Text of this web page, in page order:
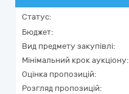
Статус:
Бюджет:
Вид предмету закупівлі:
Мінімальний крок аукціону:
Оцінка пропозицій:
Розгляд пропозицій: